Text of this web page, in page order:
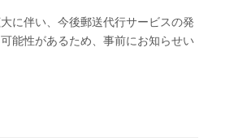
に伴い、今後郵送代行サービスの発
能性があるため、事前にお知らせい